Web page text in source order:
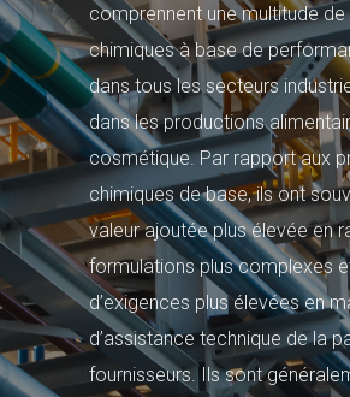
comprennent une multitude
chimiques à base de
dans tous les secteurs
dans les productions
cosmétique. Par rapport aux
chimiques de base, ils ont
valeur ajoutée plus élevée en
formulations plus complexes
d’exigences plus élevées en
d’assistance technique de la
fournisseurs. Ils sont